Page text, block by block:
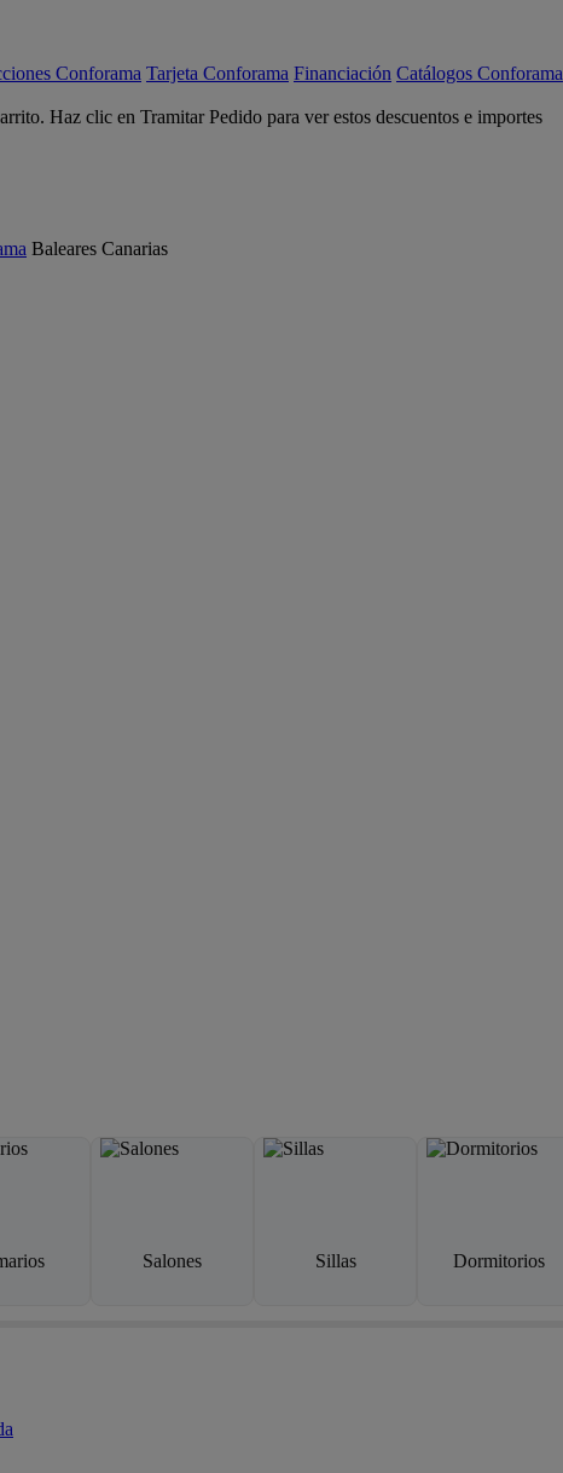
Conforama Tarjeta Conforama Financiación Catálogos Conforama
Haz clic en Tramitar Pedido para ver estos descuentos e importes
Baleares Canarias
Salones Sillas Dormitorios